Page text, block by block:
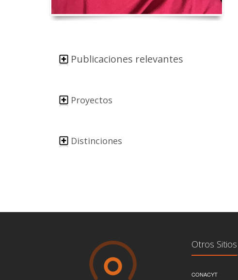
Publicaciones relevantes
Proyectos
Distinciones
Otros Sitios
CONACYT